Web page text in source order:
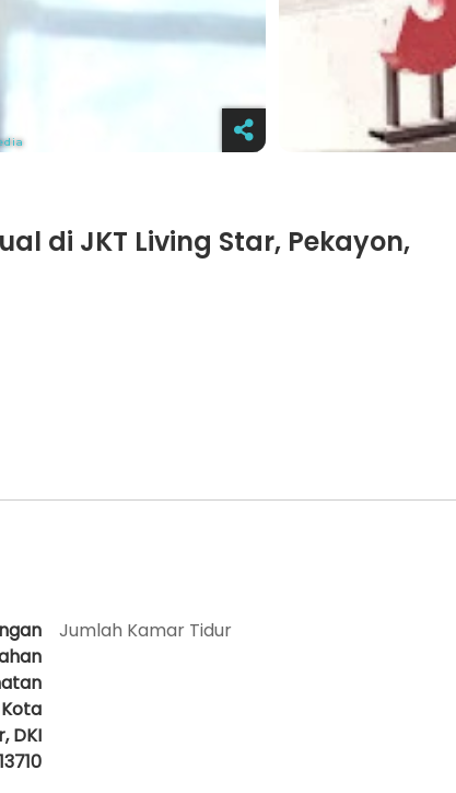
di JKT Living Star, Pekayon,
DKI
Jumlah Kamar Tidur